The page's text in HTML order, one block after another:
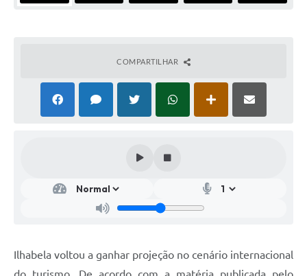
COMPARTILHAR
Ilhabela voltou a ganhar projeção no cenário internacional